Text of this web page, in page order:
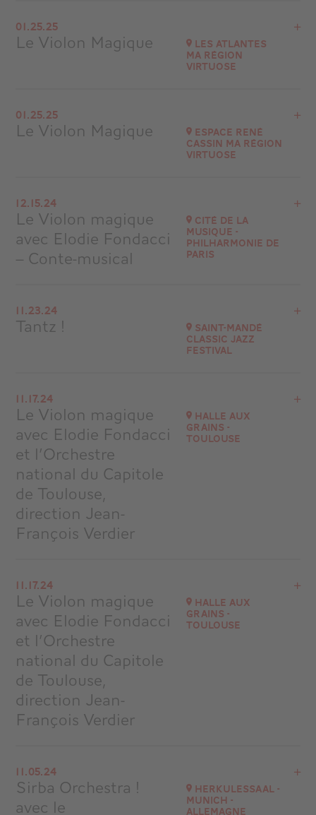
Châteaubriand
at14H00
01.25.25
Le Violon Magique Les Atlantes
Ma Région
virtuose
Sables d'Olonnes
at20H30
01.25.25
Le Violon Magique Espace René
Cassin Ma Région
virtuose
Fontenay-le-Comte
at15H00
Go to site
12.15.24
Le Violon magique
avec Elodie Fondacci
– Conte-musical
Cité de la
Musique -
Philharmonie de
Paris
Cité de la Musique -Philharmonie de Paris
11.23.24
Tantz ! Saint-Mandé
Classic Jazz
Festival
Saint-Mandé (94)
at20H30
Go to site
11.17.24
Le Violon magique
avec Elodie Fondacci
et l’Orchestre
national du Capitole
de Toulouse,
direction Jean-
François Verdier
Halle aux
Grains -
Toulouse
Halle aux Grains - Toulouse
at16H00
Go to site
11.17.24
Le Violon magique
avec Elodie Fondacci
et l’Orchestre
national du Capitole
de Toulouse,
direction Jean-
François Verdier
Halle aux
Grains -
Toulouse
Halle aux Grains - Toulouse
at 11H00
11.05.24
Sirba Orchestra !
avec le
Herkulessaal -
Munich -